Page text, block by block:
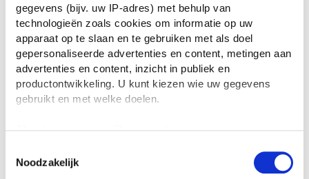
gegevens (bijv. uw IP-adres) met behulp van
technologieën zoals cookies om informatie op uw
apparaat op te slaan en te gebruiken met als doel
gepersonaliseerde advertenties en content, metingen aan
advertenties en content, inzicht in publiek en
productontwikkeling. U kunt kiezen wie uw gegevens
gebruikt en met welke doelen.
Als u het toestaat, willen we ook graag:
locatie, die tot een paar meter nauwkeurig kan zijn
Noodzakelijk